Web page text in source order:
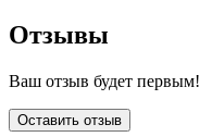
Отзывы
Ваш отзыв будет первым!
Оставить отзыв